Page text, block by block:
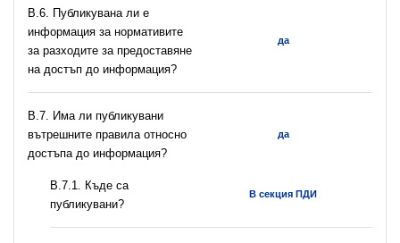
В.6. Публикувана ли е
информация за нормативите
за разходите за предоставяне
на достъп до информация?
да
В.7. Има ли публикувани
вътрешните правила относно
достъпа до информация?
да
В.7.1. Къде са
публикувани?
В секция ПДИ